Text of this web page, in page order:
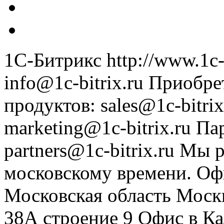
1С-Битрикс http://
info@1c-bitrix.ru
продуктов: sales@1c-
marketing@1c-bitrix.ru
partners@1c-bitrix.ru Мы
московскому времени.
Московская область
38А строение 9 Офис в